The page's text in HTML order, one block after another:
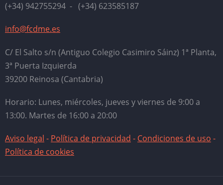
(+34) 942755294 - (+34) 623585187
info@fcdme.es
C/ El Salto s/n (Antiguo Colegio Casimiro Sáinz) 1ª Planta,
3ª Puerta Izquierda
39200 Reinosa (Cantabria)
Horario: Lunes, miércoles, jueves y viernes de 9:00 a
13:00. Martes de 16:00 a 20:00
Aviso legal - Política de privacidad - Condiciones de uso -
Política de cookies